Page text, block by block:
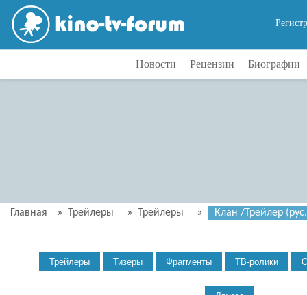
Новости Рецензии Биографии
Главная » Трейлеры » Трейлеры » Клан /Трейлер